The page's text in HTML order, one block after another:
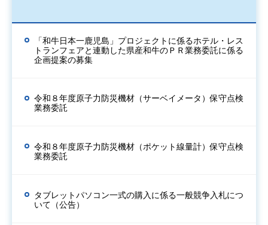
「和牛日本一鹿児島」プロジェクトに係るホテル・レス
トランフェアと連動した県産和牛のＰＲ業務委託に係る
企画提案の募集
令和８年度原子力防災機材（サーベイメータ）保守点検
業務委託
令和８年度原子力防災機材（ポケット線量計）保守点検
業務委託
タブレットパソコン一式の購入に係る一般競争入札につ
いて（公告）